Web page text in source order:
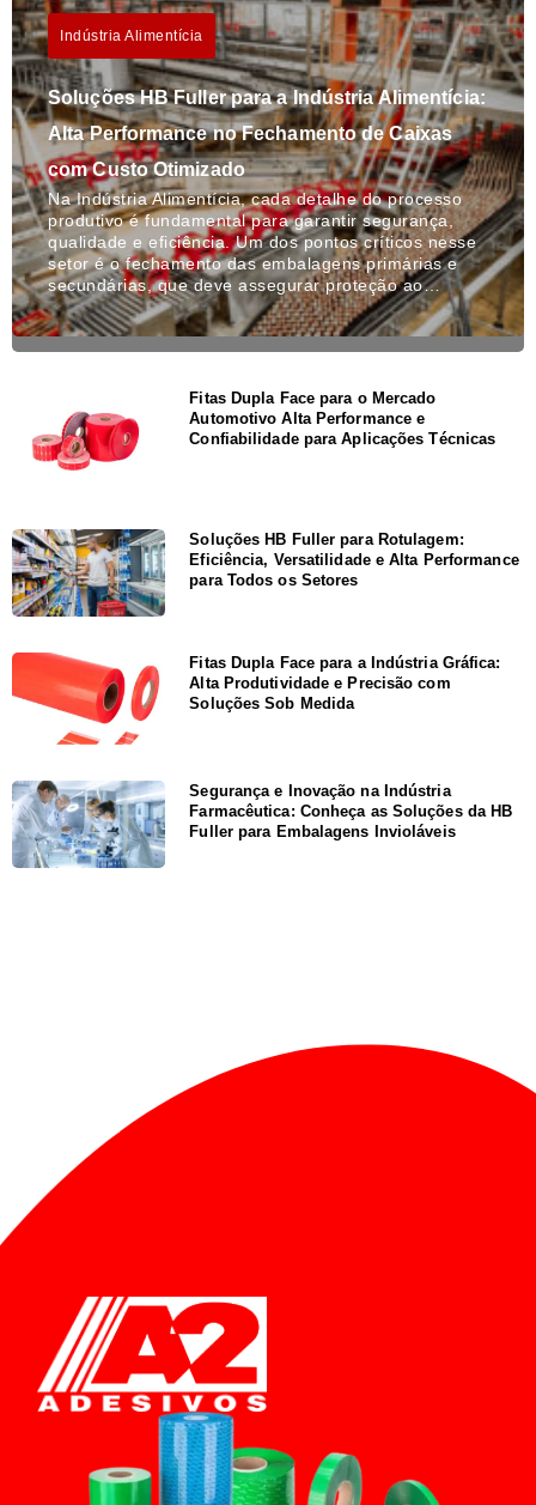
Indústria Alimentícia
Soluções HB Fuller para a Indústria Alimentícia:
Alta Performance no Fechamento de Caixas
com Custo Otimizado
Na Indústria Alimentícia, cada detalhe do processo
produtivo é fundamental para garantir segurança,
qualidade e eficiência. Um dos pontos críticos nesse
setor é o fechamento das embalagens primárias e
secundárias, que deve assegurar proteção ao…
Fitas Dupla Face para o Mercado
Automotivo Alta Performance e
Confiabilidade para Aplicações Técnicas
Soluções HB Fuller para Rotulagem:
Eficiência, Versatilidade e Alta Performance
para Todos os Setores
Fitas Dupla Face para a Indústria Gráfica:
Alta Produtividade e Precisão com
Soluções Sob Medida
Segurança e Inovação na Indústria
Farmacêutica: Conheça as Soluções da HB
Fuller para Embalagens Invioláveis